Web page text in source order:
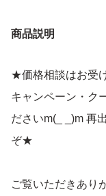
商品説明
★価格相談はお受
キャンペーン・ク
ださいm(_ _)m 再
ぞ★
ご覧いただきあり